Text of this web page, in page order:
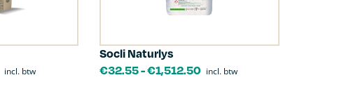
incl. btw
Socli Naturlys
€32.55-€1,512.50 incl. btw